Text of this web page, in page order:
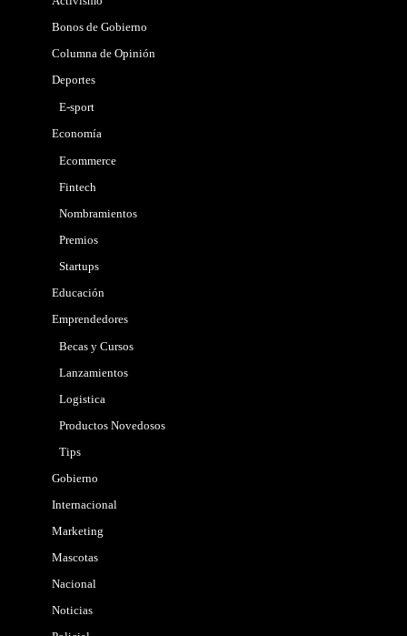
Bonos de Gobierno
Columna de Opinión
Deportes
E-sport
Economía
Ecommerce
Fintech
Nombramientos
Premios
Startups
Educación
Emprendedores
Becas y Cursos
Lanzamientos
Logistica
Productos Novedosos
Tips
Gobierno
Internacional
Marketing
Mascotas
Nacional
Noticias